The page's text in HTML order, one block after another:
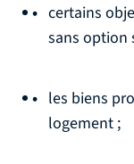
certains
sans option
les biens
logement ;